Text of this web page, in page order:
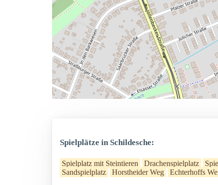
Spielplätze in Schildesche:
Spielplatz mit Steintieren Drachenspielplatz
Sandspielplatz
Horstheider Weg Echterhoffs